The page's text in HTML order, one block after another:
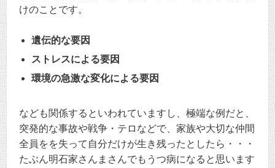
けのことです。
遺伝的な要因
ストレスによる要因
環境の急激な変化による要因
なども関係するといわれていますし、極端な例だと、
突発的な事故や戦争・テロなどで、家族や大切な仲間
全員をを失って自分だけが生き残ったとしたら・・・
たぶん明石家さんまさんでもうつ病になると思います